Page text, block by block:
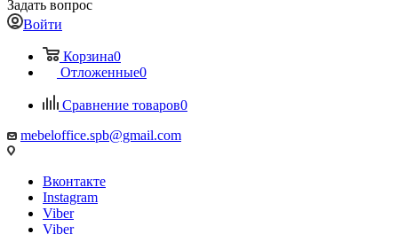
Задать вопрос
Войти
Корзина0
Отложенные0
Сравнение товаров0
mebeloffice.spb@gmail.com
Вконтакте
Instagram
Viber
Viber